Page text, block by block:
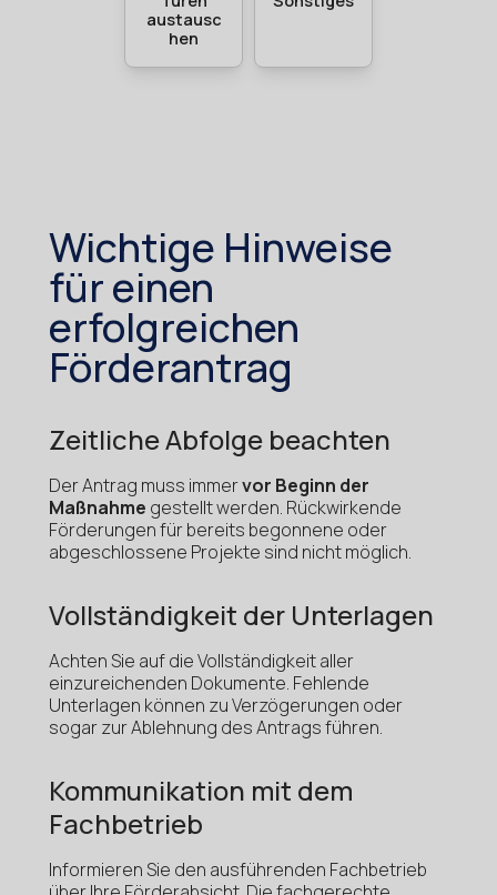
Wichtige Hinweise
für einen
erfolgreichen
Förderantrag
Zeitliche Abfolge beachten
Der Antrag muss immervor Beginn der
Maßnahme gestellt werden. Rückwirkende
Förderungen für bereits begonnene oder
abgeschlossene Projekte sind nicht möglich.
Vollständigkeit der Unterlagen
Achten Sie auf die Vollständigkeit aller
einzureichenden Dokumente. Fehlende
Unterlagen können zu Verzögerungen oder
sogar zur Ablehnung des Antrags führen.
Kommunikation mit dem
Fachbetrieb
Informieren Sie den ausführenden Fachbetrieb